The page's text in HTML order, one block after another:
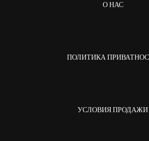
О НАС
ПОЛИТИКА
УСЛОВИЯ ПРОДАЖИ